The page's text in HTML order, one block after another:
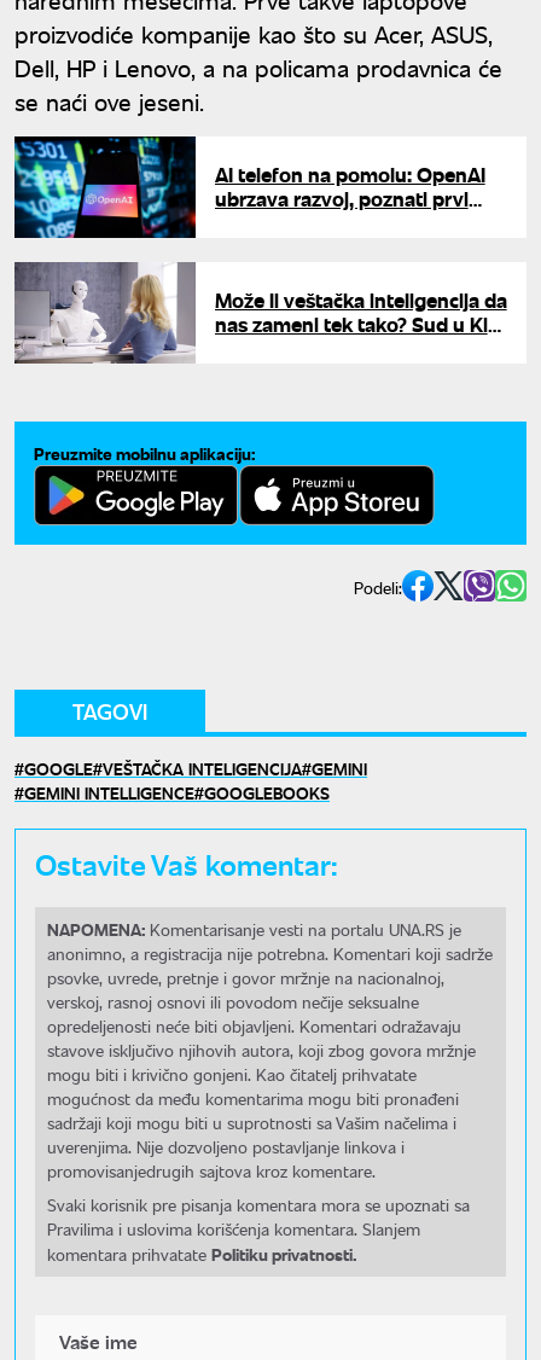
proizvodiće kompanije kao što su Acer, ASUS,
Dell, HP i Lenovo, a na policama prodavnica će
se naći ove jeseni.
AI telefon na pomolu: OpenAI
ubrzava razvoj, poznati prvi
Može li veštačka inteligencija da
nas zameni tek tako? Sud u Kini
Preuzmite mobilnu aplikaciju:
Podeli:
TAGOVI
GOOGLE VEŠTAČKA INTELIGENCIJA GEMINI
GEMINI INTELLIGENCE GOOGLEBOOKS
Ostavite Vaš komentar:
NAPOMENA: Komentarisanje vesti na portalu UNA.RS je
anonimno, a registracija nije potrebna. Komentari koji sadrže
psovke, uvrede, pretnje i govor mržnje na nacionalnoj,
verskoj, rasnoj osnovi ili povodom nečije seksualne
opredeljenosti neće biti objavljeni. Komentari odražavaju
stavove isključivo njihovih autora, koji zbog govora mržnje
mogu biti i krivično gonjeni. Kao čitatelj prihvatate
mogućnost da među komentarima mogu biti pronađeni
sadržaji koji mogu biti u suprotnosti sa Vašim načelima i
uverenjima. Nije dozvoljeno postavljanje linkova i
promovisanjedrugih sajtova kroz komentare.
Svaki korisnik pre pisanja komentara mora se upoznati sa
Pravilima i uslovima korišćenja komentara. Slanjem
komentara prihvatate Politiku privatnosti.